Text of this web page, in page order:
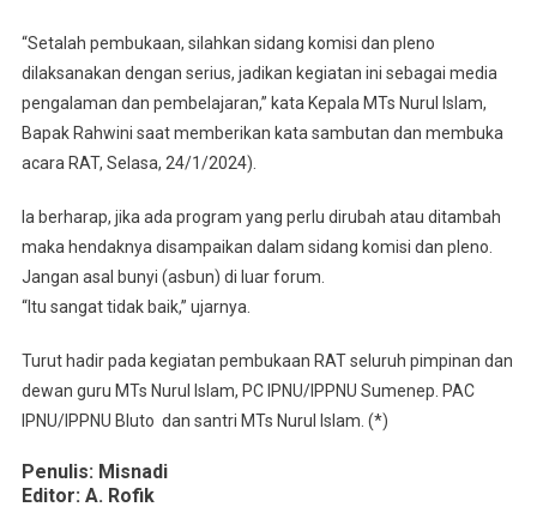
“Setalah pembukaan, silahkan sidang komisi dan pleno
dilaksanakan dengan serius, jadikan kegiatan ini sebagai media
pengalaman dan pembelajaran,” kata Kepala MTs Nurul Islam,
Bapak Rahwini saat memberikan kata sambutan dan membuka
acara RAT, Selasa, 24/1/2024).
Ia berharap, jika ada program yang perlu dirubah atau ditambah
maka hendaknya disampaikan dalam sidang komisi dan pleno.
Jangan asal bunyi (asbun) di luar forum.
“Itu sangat tidak baik,” ujarnya.
Turut hadir pada kegiatan pembukaan RAT seluruh pimpinan dan
dewan guru MTs Nurul Islam, PC IPNU/IPPNU Sumenep. PAC
IPNU/IPPNU Bluto dan santri MTs Nurul Islam. (*)
Penulis: Misnadi
Editor: A. Rofik